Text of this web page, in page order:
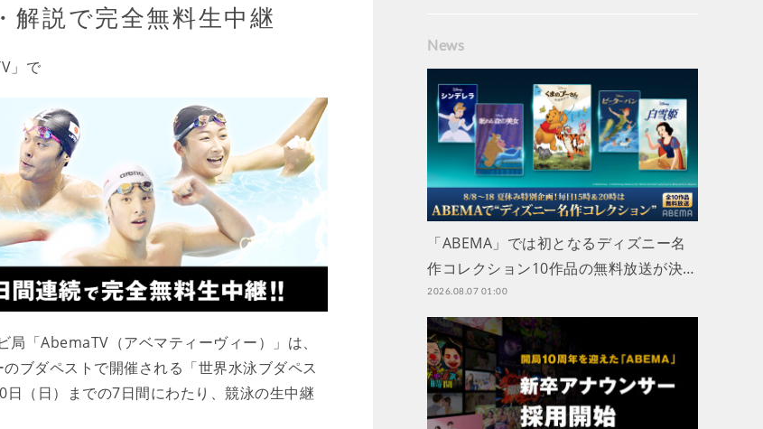
解説で完全無料生中継
」で
「AbemaTV（アベマティーヴィー）」は、
ブダペストで開催される「世界水泳ブダペス
（日）までの7日間にわたり、競泳の生中継
News
「ABEMA」では初となるディズニー名
作コレクション10作品の無料放送が決…
2026.08.07 01:00